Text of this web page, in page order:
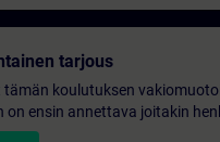
tarjous
koulutuksen
on ensin annettava joitakin